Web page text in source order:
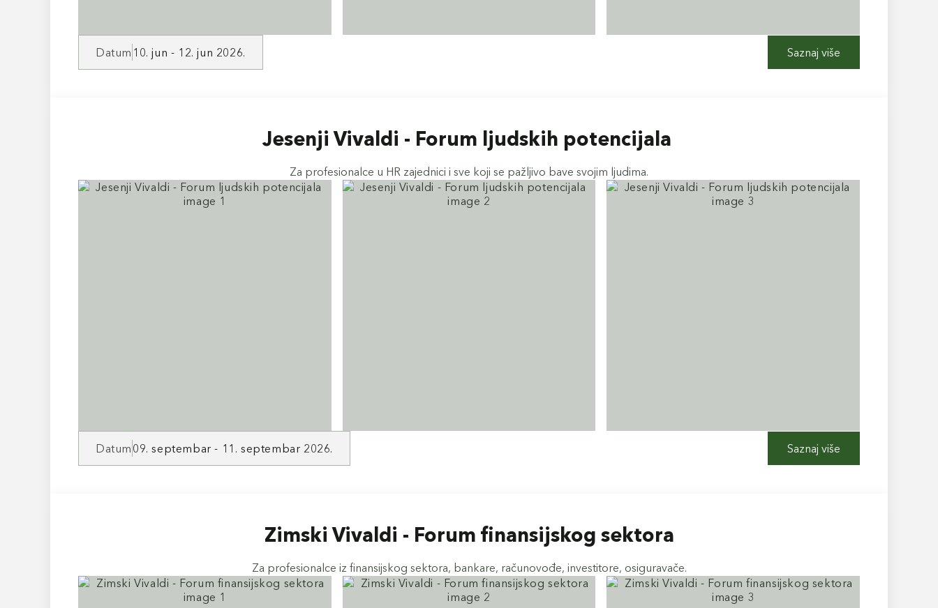
Datum 10. jun - 12. jun 2026. Saznaj više
Jesenji Vivaldi - Forum ljudskih potencijala
Za profesionalce u HR zajednici i sve koji se pažljivo bave svojim ljudima.
Datum 09. septembar - 11. septembar 2026. Saznaj više
Zimski Vivaldi - Forum finansijskog sektora
Za profesionalce iz finansijskog sektora, bankare, računovođe, investitore, osiguravače.